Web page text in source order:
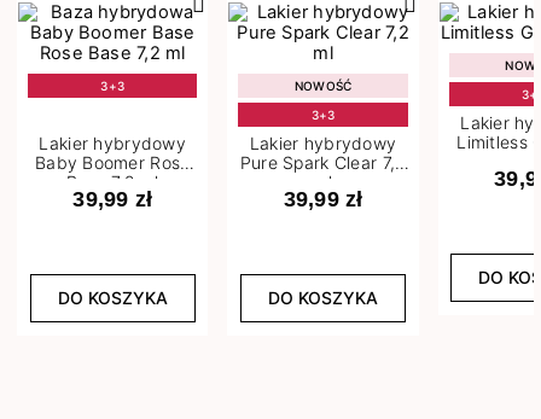
3+3
Lakier hybrydowy
Baby Boomer Rose
Base 7,2 ml
39,99 zł
DO KOSZYKA
NOWOŚĆ
3+3
Lakier hybrydowy
Pure Spark Clear 7,2
ml
39,99 zł
DO KOSZYKA
Lakier
Limitless
DO